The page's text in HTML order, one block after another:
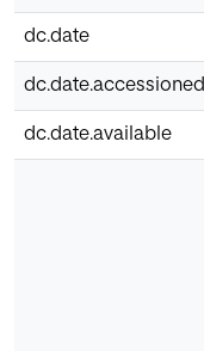
dc.date
dc.date.accessioned
dc.date.available